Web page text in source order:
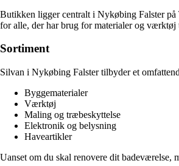
Butikken ligger centralt i Nykøbing Falster på
for alle, der har brug for materialer og værktøj
Sortiment
Silvan i Nykøbing Falster tilbyder et
Byggematerialer
Værktøj
Maling og træbeskyttelse
Elektronik og belysning
Haveartikler
Uanset om du skal renovere dit badeværelse,